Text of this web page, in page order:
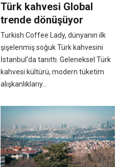
Türk kahvesi Global
trende dönüşüyor
Turkish Coffee Lady, dünyanın ilk
şişelenmiş soğuk Türk kahvesini
İstanbul’da tanıttı. Geleneksel Türk
kahvesi kültürü, modern tüketim
alışkanlıklarıy...